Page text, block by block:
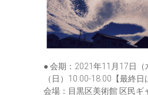
● 会期：2021年11月17日（
（日）10:00-18:00【最終
会場：目黒区美術館 区民